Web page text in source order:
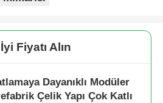
Fiyatı Alın
Dayanıklı Modüler
Çelik Yapı Çok Katlı